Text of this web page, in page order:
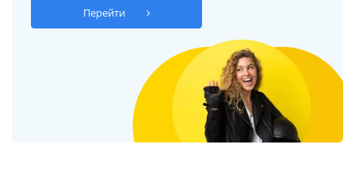
Перейти